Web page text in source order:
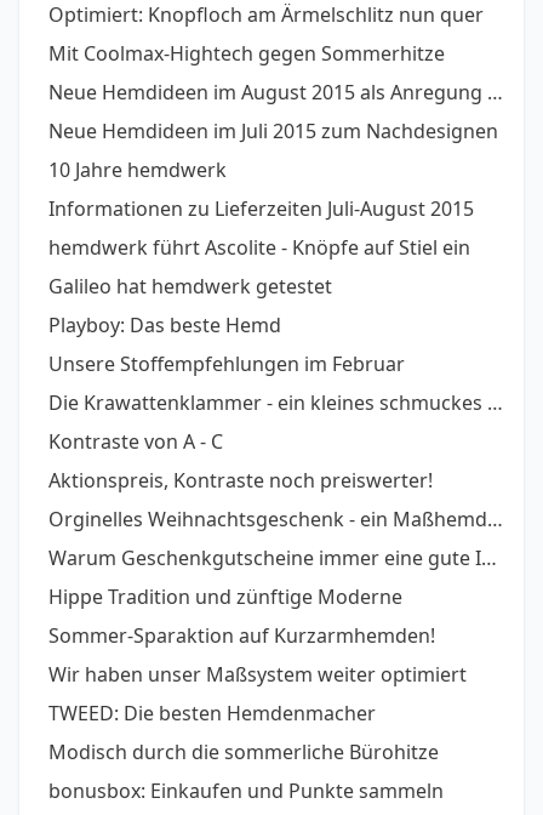
Optimiert: Knopfloch am Ärmelschlitz nun quer
Mit Coolmax-Hightech gegen Sommerhitze
Neue Hemdideen im August 2015 als Anregung oder zum direkt Übernehmen
Neue Hemdideen im Juli 2015 zum Nachdesignen
10 Jahre hemdwerk
Informationen zu Lieferzeiten Juli-August 2015
hemdwerk führt Ascolite - Knöpfe auf Stiel ein
Galileo hat hemdwerk getestet
Playboy: Das beste Hemd
Unsere Stoffempfehlungen im Februar
Die Krawattenklammer - ein kleines schmuckes Helferlein
Kontraste von A - C
Aktionspreis, Kontraste noch preiswerter!
Orginelles Weihnachtsgeschenk - ein Maßhemd zum Fest
Warum Geschenkgutscheine immer eine gute Idee sind
Hippe Tradition und zünftige Moderne
Sommer-Sparaktion auf Kurzarmhemden!
Wir haben unser Maßsystem weiter optimiert
TWEED: Die besten Hemdenmacher
Modisch durch die sommerliche Bürohitze
bonusbox: Einkaufen und Punkte sammeln